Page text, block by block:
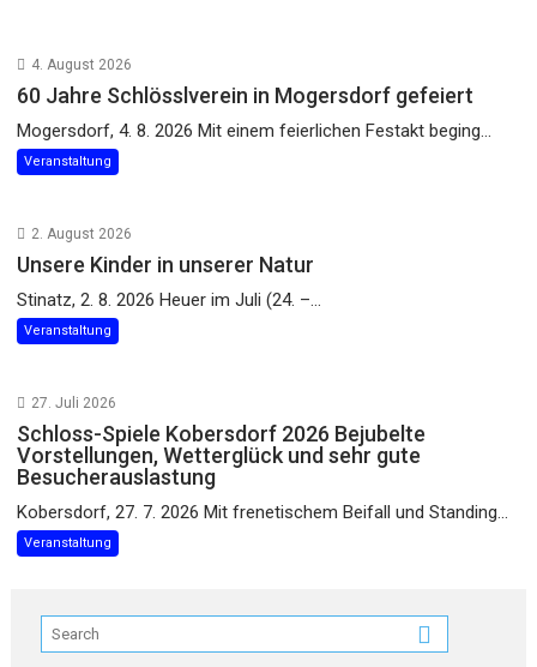
4. August 2026
60 Jahre Schlösslverein in Mogersdorf gefeiert
Mogersdorf, 4. 8. 2026 Mit einem feierlichen Festakt beging...
Veranstaltung
2. August 2026
Unsere Kinder in unserer Natur
Stinatz, 2. 8. 2026 Heuer im Juli (24. –...
Veranstaltung
27. Juli 2026
Schloss-Spiele Kobersdorf 2026 Bejubelte
Vorstellungen, Wetterglück und sehr gute
Besucherauslastung
Kobersdorf, 27. 7. 2026 Mit frenetischem Beifall und Standing...
Veranstaltung